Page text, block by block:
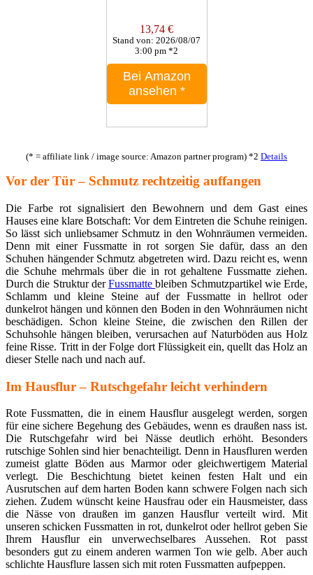
13,74 €
Stand von: 2026/08/07
3:00 pm *2
Bei Amazon
ansehen *
(* = affiliate link / image source: Amazon partner program) *2 Details
Vor der Tür – Schmutz rechtzeitig auffangen
Die Farbe rot signalisiert den Bewohnern und dem Gast eines
Hauses eine klare Botschaft: Vor dem Eintreten die Schuhe reinigen.
So lässt sich unliebsamer Schmutz in den Wohnräumen vermeiden.
Denn mit einer Fussmatte in rot sorgen Sie dafür, dass an den
Schuhen hängender Schmutz abgetreten wird. Dazu reicht es, wenn
die Schuhe mehrmals über die in rot gehaltene Fussmatte ziehen.
Durch die Struktur derFussmattebleiben Schmutzpartikel wie Erde,
Schlamm und kleine Steine auf der Fussmatte in hellrot oder
dunkelrot hängen und können den Boden in den Wohnräumen nicht
beschädigen. Schon kleine Steine, die zwischen den Rillen der
Schuhsohle hängen bleiben, verursachen auf Naturböden aus Holz
feine Risse. Tritt in der Folge dort Flüssigkeit ein, quellt das Holz an
dieser Stelle nach und nach auf.
Im Hausflur – Rutschgefahr leicht verhindern
Rote Fussmatten, die in einem Hausflur ausgelegt werden, sorgen
für eine sichere Begehung des Gebäudes, wenn es draußen nass ist.
Die Rutschgefahr wird bei Nässe deutlich erhöht. Besonders
rutschige Sohlen sind hier benachteiligt. Denn in Hausfluren werden
zumeist glatte Böden aus Marmor oder gleichwertigem Material
verlegt. Die Beschichtung bietet keinen festen Halt und ein
Ausrutschen auf dem harten Boden kann schwere Folgen nach sich
ziehen. Zudem wünscht keine Hausfrau oder ein Hausmeister, dass
die Nässe von draußen im ganzen Hausflur verteilt wird. Mit
unseren schicken Fussmatten in rot, dunkelrot oder hellrot geben Sie
Ihrem Hausflur ein unverwechselbares Aussehen. Rot passt
besonders gut zu einem anderen warmen Ton wie gelb. Aber auch
schlichte Hausflure lassen sich mit roten Fussmatten aufpeppen.